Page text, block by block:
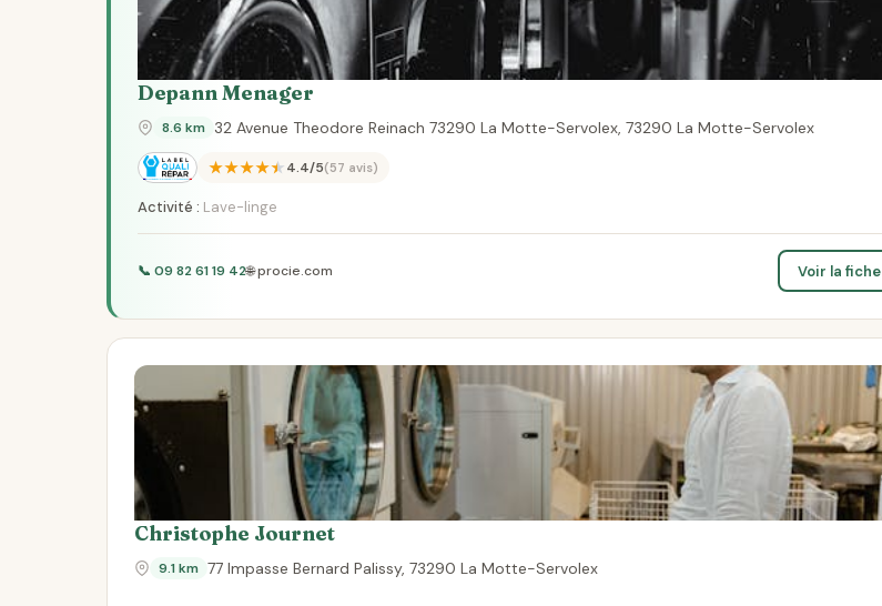
Depann Menager
8.6 km 32 Avenue Theodore Reinach 73290 La Motte-Servolex, 73290 La Motte-Servolex
★★★★★4.4/5(57 avis)
Activité : Lave-linge
📞 09 82 61 19 42🌐 procie.com Voir la fiche
Christophe Journet
9.1 km 77 Impasse Bernard Palissy, 73290 La Motte-Servolex